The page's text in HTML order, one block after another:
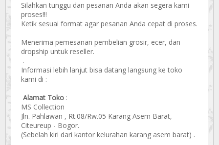
Silahkan tunggu dan pesanan Anda akan segera kami
proses!!!
Ketik sesuai format agar pesanan Anda cepat di proses.
Menerima pemesanan pembelian grosir, ecer, dan
dropship untuk reseller.
.
Informasi lebih lanjut bisa datang langsung ke toko
kami di :
Alamat Toko :
MS Collection
Jln. Pahlawan , Rt.08/Rw.05 Karang Asem Barat,
Citeureup - Bogor.
(Sebelah kiri dari kantor kelurahan karang asem barat) .